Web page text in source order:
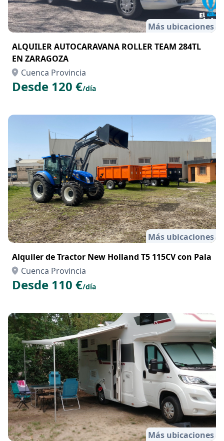
Más ubicaciones
ALQUILER AUTOCARAVANA ROLLER TEAM 284TL
EN ZARAGOZA
Cuenca Provincia
Desde 120 €/día
Más ubicaciones
Alquiler de Tractor New Holland T5 115CV con Pala
Cuenca Provincia
Desde 110 €/día
Más ubicaciones